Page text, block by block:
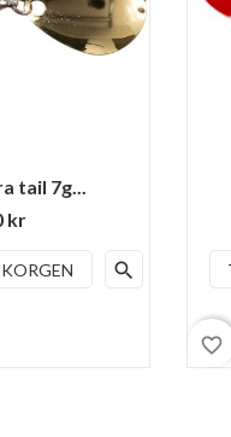
tail 7g...
kr
search
favorite_border